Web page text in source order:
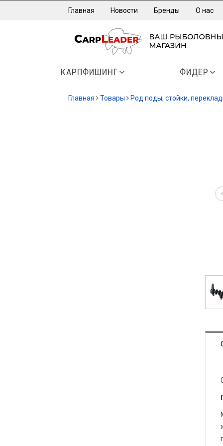
Главная Новости Бренды О нас
КАРПФИШИНГ ФИДЕР
Главная Товары Род поды, стойки,